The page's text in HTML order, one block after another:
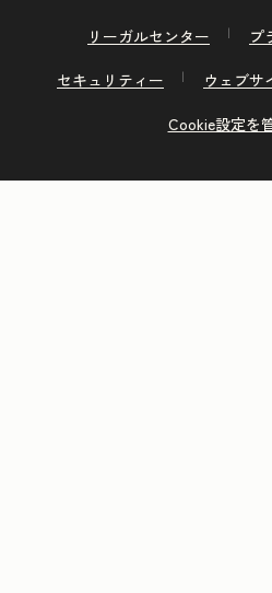
リーガルセンター
プ
セキュリティー
ウェブサ
Cookie設定を